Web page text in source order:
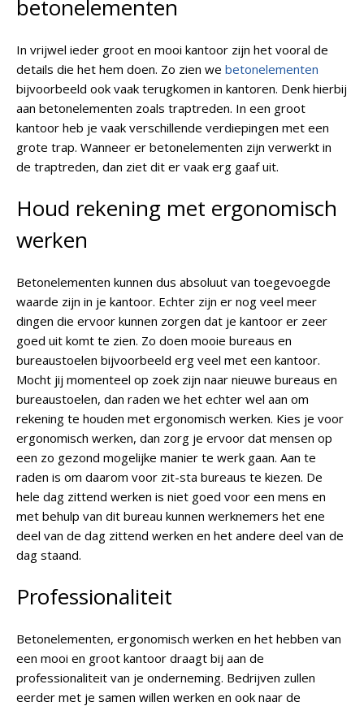
betonelementen
In vrijwel ieder groot en mooi kantoor zijn het vooral de
details die het hem doen. Zo zien we betonelementen
bijvoorbeeld ook vaak terugkomen in kantoren. Denk hierbij
aan betonelementen zoals traptreden. In een groot
kantoor heb je vaak verschillende verdiepingen met een
grote trap. Wanneer er betonelementen zijn verwerkt in
de traptreden, dan ziet dit er vaak erg gaaf uit.
Houd rekening met ergonomisch
werken
Betonelementen kunnen dus absoluut van toegevoegde
waarde zijn in je kantoor. Echter zijn er nog veel meer
dingen die ervoor kunnen zorgen dat je kantoor er zeer
goed uit komt te zien. Zo doen mooie bureaus en
bureaustoelen bijvoorbeeld erg veel met een kantoor.
Mocht jij momenteel op zoek zijn naar nieuwe bureaus en
bureaustoelen, dan raden we het echter wel aan om
rekening te houden met ergonomisch werken. Kies je voor
ergonomisch werken, dan zorg je ervoor dat mensen op
een zo gezond mogelijke manier te werk gaan. Aan te
raden is om daarom voor zit-sta bureaus te kiezen. De
hele dag zittend werken is niet goed voor een mens en
met behulp van dit bureau kunnen werknemers het ene
deel van de dag zittend werken en het andere deel van de
dag staand.
Professionaliteit
Betonelementen, ergonomisch werken en het hebben van
een mooi en groot kantoor draagt bij aan de
professionaliteit van je onderneming. Bedrijven zullen
eerder met je samen willen werken en ook naar de